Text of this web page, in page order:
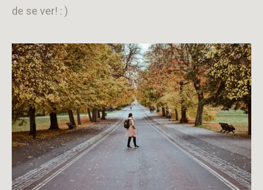
de se ver! : )